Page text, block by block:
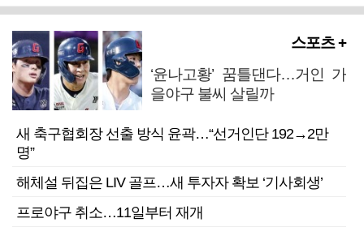
스포츠 +
‘윤나고황’ 꿈틀댄다…거인 가
을야구 불씨 살릴까
새 축구협회장 선출 방식 윤곽…“선거인단 192→2만
명”
해체설 뒤집은 LIV 골프…새 투자자 확보 ‘기사회생’
프로야구 취소…11일부터 재개